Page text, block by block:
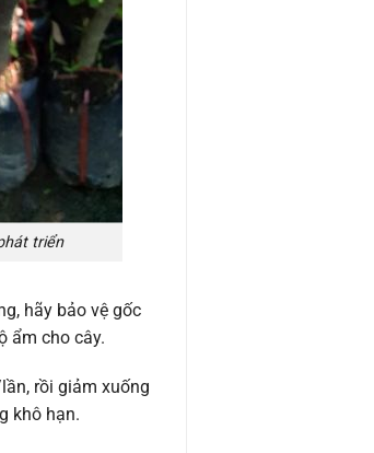
triển
hãy bảo vệ gốc
ẩm cho cây.
rồi giảm xuống
khô hạn.